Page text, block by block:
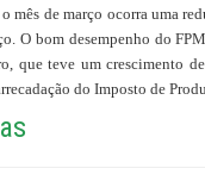
mês de março ocorra uma
O bom desempenho do
que teve um crescimento
do Imposto de